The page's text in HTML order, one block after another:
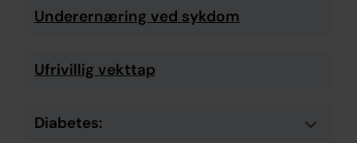
Underernæring ved sykdom
Ufrivillig vekttap
Diabetes: